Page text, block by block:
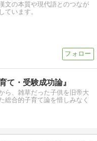
文の本質や現代語とのつなが
ています。
て・受験成功論』
ら、雑草だった子供を旧帝大
総合的子育て論を惜しみなく